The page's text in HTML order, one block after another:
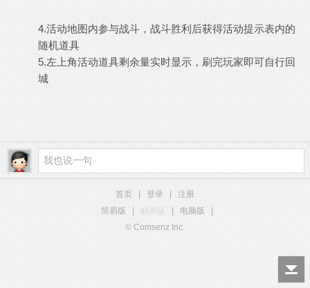
4.活动地图内参与战斗，战斗胜利后获得活动提示表内的
随机道具
5.左上角活动道具剩余量实时显示，刷完玩家即可自行回
城
首页 登录
注册
简易版
触屏版 电脑版
© Comsenz Inc.